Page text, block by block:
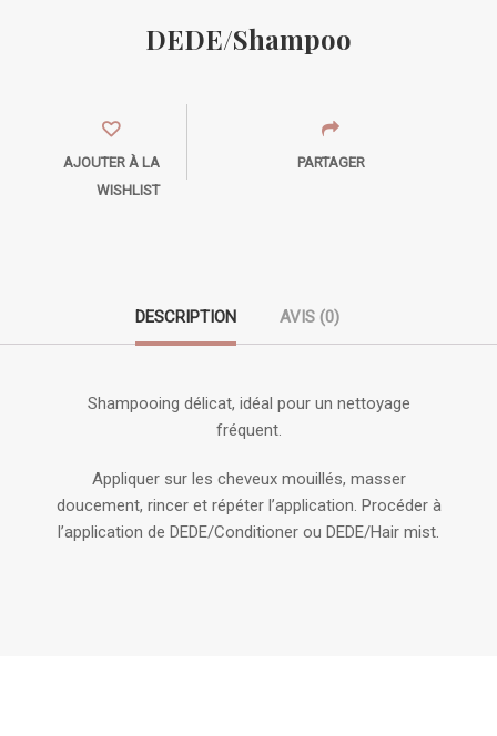
DEDE/Shampoo
AJOUTER À LA
WISHLIST
PARTAGER
DESCRIPTION AVIS (0)
Shampooing délicat, idéal pour un nettoyage
fréquent.
Appliquer sur les cheveux mouillés, masser
doucement, rincer et répéter l’application. Procéder à
l’application de DEDE/Conditioner ou DEDE/Hair mist.